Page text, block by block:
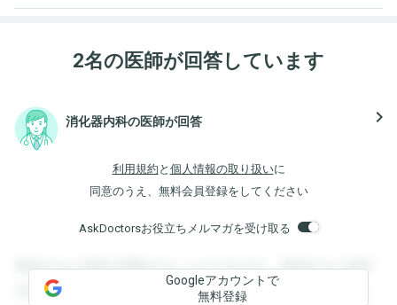
2名の医師が回答しています
消化器内科の医師が回答 navigate_next
利用規約 と 個人情報の取り扱いに
同意のうえ、無料会員登録をしてください
AskDoctorsお役立ちメルマガを受け取る
登録すると回答を閲覧することができます。登録すると回答
を閲覧することができます。登録すると回答を閲覧すること
Googleアカウントで
無料登録